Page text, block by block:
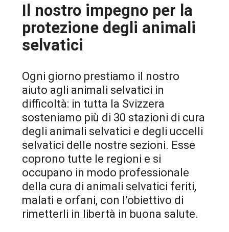
Il nostro impegno per la
protezione degli animali
selvatici
Ogni giorno prestiamo il nostro
aiuto agli animali selvatici in
difficoltà: in tutta la Svizzera
sosteniamo più di 30 stazioni di cura
degli animali selvatici e degli uccelli
selvatici delle nostre sezioni. Esse
coprono tutte le regioni e si
occupano in modo professionale
della cura di animali selvatici feriti,
malati e orfani, con l’obiettivo di
rimetterli in libertà in buona salute.